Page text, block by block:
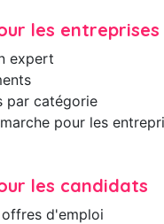
les entreprises
expert
par catégorie
pour les
les candidats
d'emploi